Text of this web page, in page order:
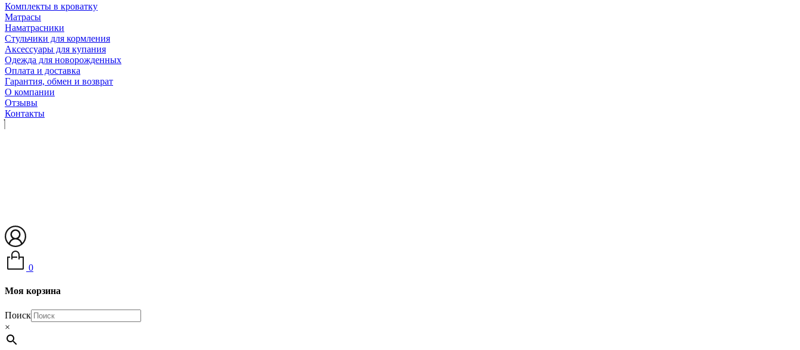
Комплекты в кроватку
Матрасы
Наматрасники
Стульчики для кормления
Аксессуары для купания
Одежда для новорожденных
Оплата и доставка
Гарантия, обмен и возврат
О компании
Отзывы
Контакты
0
Моя корзина
Поиск
×